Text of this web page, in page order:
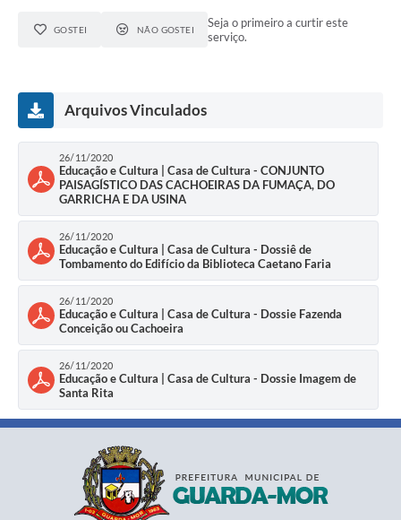
GOSTEI NÃO GOSTEI
Seja o primeiro a curtir este
serviço.
Arquivos Vinculados
26/11/2020
Educação e Cultura | Casa de Cultura - CONJUNTO
PAISAGÍSTICO DAS CACHOEIRAS DA FUMAÇA, DO
GARRICHA E DA USINA
26/11/2020
Educação e Cultura | Casa de Cultura - Dossiê de
Tombamento do Edifício da Biblioteca Caetano Faria
26/11/2020
Educação e Cultura | Casa de Cultura - Dossie Fazenda
Conceição ou Cachoeira
26/11/2020
Educação e Cultura | Casa de Cultura - Dossie Imagem de
Santa Rita